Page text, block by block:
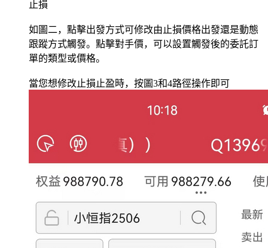
止損
如圖二，點擊出發方式可修改由止損價格出發還是動態
跟蹤方式觸發。點擊對手價，可以設置觸發後的委託訂
單的類型或價格。
當您想修改止損止盈時，按圖3和4路徑操作即可